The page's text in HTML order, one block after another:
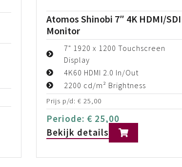
Atomos Shinobi 7″ 4K HDMI/SDI
Monitor
7" 1920 x 1200 Touchscreen
Display
4K60 HDMI 2.0 In/Out
2200 cd/m² Brightness
Prijs p/d: € 25,00
Periode: € 25,00
Bekijk details